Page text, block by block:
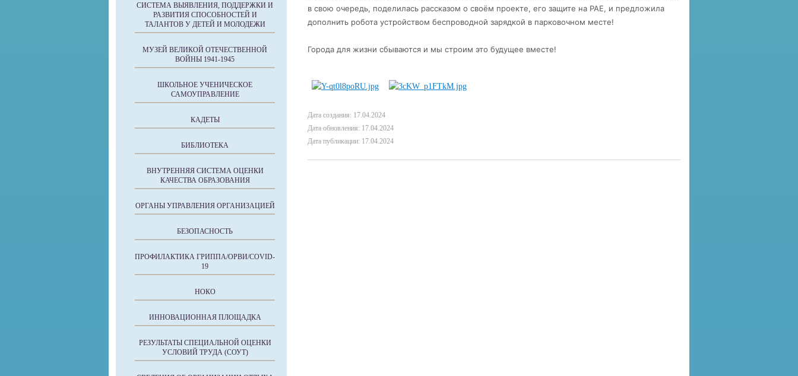
в свою очередь, поделилась рассказом о своём проекте, его защите на РАЕ, и предложила
дополнить робота устройством беспроводной зарядкой в парковочном месте!
Города для жизни сбываются и мы строим это будущее вместе!
Дата создания: 17.04.2024
Дата обновления: 17.04.2024
Дата публикации: 17.04.2024
СИСТЕМА ВЫЯВЛЕНИЯ, ПОДДЕРЖКИ И
РАЗВИТИЯ СПОСОБНОСТЕЙ И
ТАЛАНТОВ У ДЕТЕЙ И МОЛОДЕЖИ
МУЗЕЙ ВЕЛИКОЙ ОТЕЧЕСТВЕННОЙ
ВОЙНЫ 1941-1945
ШКОЛЬНОЕ УЧЕНИЧЕСКОЕ
САМОУПРАВЛЕНИЕ
КАДЕТЫ
БИБЛИОТЕКА
ВНУТРЕННЯЯ СИСТЕМА ОЦЕНКИ
КАЧЕСТВА ОБРАЗОВАНИЯ
ОРГАНЫ УПРАВЛЕНИЯ ОРГАНИЗАЦИЕЙ
БЕЗОПАСНОСТЬ
ПРОФИЛАКТИКА ГРИППА/ОРВИ/COVID-
19
НОКО
ИННОВАЦИОННАЯ ПЛОЩАДКА
РЕЗУЛЬТАТЫ СПЕЦИАЛЬНОЙ ОЦЕНКИ
УСЛОВИЙ ТРУДА (СОУТ)